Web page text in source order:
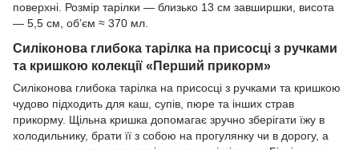
поверхні. Розмір тарілки — близько 13 см завширшки, висота
— 5,5 см, об’єм ≈ 370 мл.
Силіконова глибока тарілка на присосці з ручками
та кришкою колекції «Перший прикорм»
Силіконова глибока тарілка на присосці з ручками та кришкою
чудово підходить для каш, супів, пюре та інших страв
прикорму. Щільна кришка допомагає зручно зберігати їжу в
холодильнику, брати її з собою на прогулянку чи в дорогу, а